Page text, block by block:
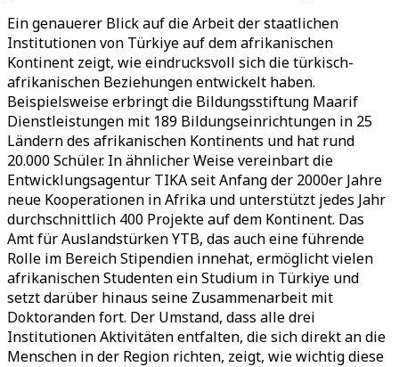
Ein genauerer Blick auf die Arbeit der staatlichen
Institutionen von Türkiye auf dem afrikanischen
Kontinent zeigt, wie eindrucksvoll sich die türkisch-
afrikanischen Beziehungen entwickelt haben.
Beispielsweise erbringt die Bildungsstiftung Maarif
Dienstleistungen mit 189 Bildungseinrichtungen in 25
Ländern des afrikanischen Kontinents und hat rund
20.000 Schüler. In ähnlicher Weise vereinbart die
Entwicklungsagentur TIKA seit Anfang der 2000er Jahre
neue Kooperationen in Afrika und unterstützt jedes Jahr
durchschnittlich 400 Projekte auf dem Kontinent. Das
Amt für Auslandstürken YTB, das auch eine führende
Rolle im Bereich Stipendien innehat, ermöglicht vielen
afrikanischen Studenten ein Studium in Türkiye und
setzt darüber hinaus seine Zusammenarbeit mit
Doktoranden fort. Der Umstand, dass alle drei
Institutionen Aktivitäten entfalten, die sich direkt an die
Menschen in der Region richten, zeigt, wie wichtig diese